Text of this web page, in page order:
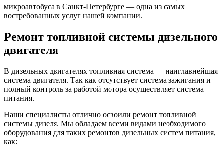
микроавтобуса в Санкт-Петербурге — одна из самых
востребованных услуг нашей компании.
Ремонт топливной системы дизельного
двигателя
В дизельных двигателях топливная система — наиглавнейшая
система двигателя. Так как отсутствует система зажигания и
полный контроль за работой мотора осуществляет система
питания.
Наши специалисты отлично освоили ремонт топливной
системы дизеля. Мы обладаем всеми видами необходимого
оборудования для таких ремонтов дизельных систем питания,
как: